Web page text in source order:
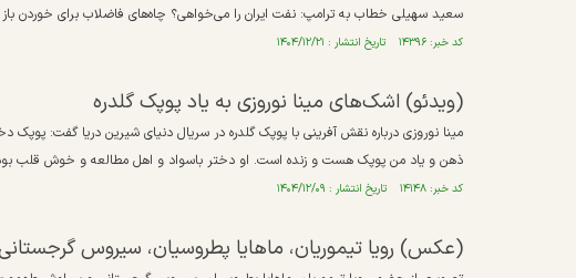
سعید سهیلی خطاب به ترامپ: نفت ایران را می‌خواهی؟ چاه‌های فاضلاب برای خوردن باز
کد خبر: ۱۴۳۹۶ تاریخ انتشار : ۱۴۰۴/۱۲/۲۱
(ویدئو) اشک‌های مینا نوروزی به یاد پوپک گلدره
مینا نوروزی درباره نقش آفرینی با پوپک گلدره در سریال دنیای شیرین دریا گفت:
ذهن و یاد من پوپک هست و زنده است. او دختر باسواد و اهل مطالعه و خوش قلب
کد خبر: ۱۴۱۴۸ تاریخ انتشار : ۱۴۰۴/۱۲/۰۹
(عکس) رویا تیموریان، ماهایا پطروسیان، سیروس گرجستانی و